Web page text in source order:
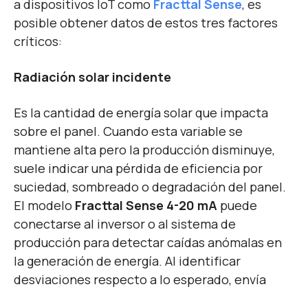
a dispositivos IoT como Fracttal Sense, es
posible obtener datos de estos tres factores
críticos:
Radiación solar incidente
Es la cantidad de energía solar que impacta
sobre el panel. Cuando esta variable se
mantiene alta pero la producción disminuye,
suele indicar una pérdida de eficiencia por
suciedad, sombreado o degradación del panel.
El modelo Fracttal Sense 4-20 mA puede
conectarse al inversor o al sistema de
producción para detectar caídas anómalas en
la generación de energía. Al identificar
desviaciones respecto a lo esperado, envía